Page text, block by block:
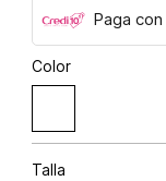
Paga con
Color
Talla